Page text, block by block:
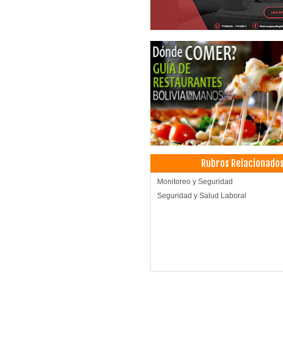
Rubros Relacionados
Monitoreo y Seguridad
Seguridad y Salud Laboral